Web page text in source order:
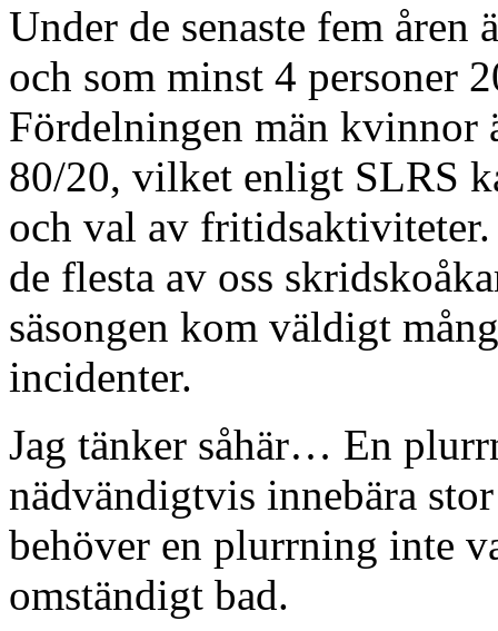
Under de senaste fem åren
och som minst 4 personer
Fördelningen män kvinnor
80/20, vilket enligt SLRS
och val av
de flesta av oss
säsongen kom väldigt
incidenter.
Jag tänker såhär… En
nädvändigtvis innebära
behöver en plurrning inte
omständigt bad.